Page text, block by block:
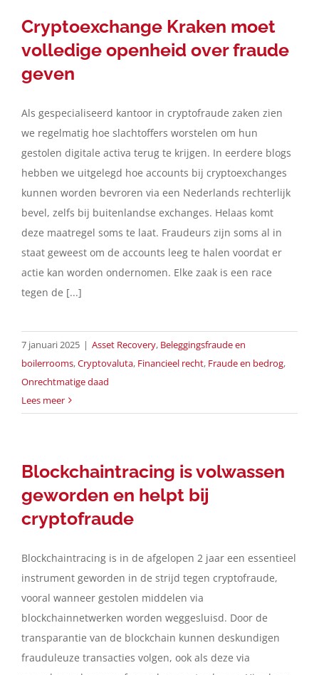
Cryptoexchange Kraken moet
volledige openheid over fraude
geven
Als gespecialiseerd kantoor in cryptofraude zaken zien
we regelmatig hoe slachtoffers worstelen om hun
gestolen digitale activa terug te krijgen. In eerdere blogs
hebben we uitgelegd hoe accounts bij cryptoexchanges
kunnen worden bevroren via een Nederlands rechterlijk
bevel, zelfs bij buitenlandse exchanges. Helaas komt
deze maatregel soms te laat. Fraudeurs zijn soms al in
staat geweest om de accounts leeg te halen voordat er
actie kan worden ondernomen. Elke zaak is een race
tegen de [...]
7 januari 2025 | Asset Recovery, Beleggingsfraude en
boilerrooms,Cryptovaluta, Financieel recht, Fraude en bedrog,
Onrechtmatige daad
Lees meer
Blockchaintracing is volwassen
geworden en helpt bij
cryptofraude
Blockchaintracing is in de afgelopen 2 jaar een essentieel
instrument geworden in de strijd tegen cryptofraude,
vooral wanneer gestolen middelen via
blockchainnetwerken worden weggesluisd. Door de
transparantie van de blockchain kunnen deskundigen
frauduleuze transacties volgen, ook als deze via